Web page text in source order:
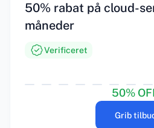
50% rabat på cloud-
måneder
Verificeret
50%
Grib